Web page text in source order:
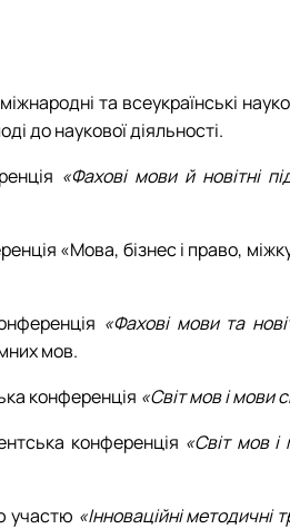
та всеукраїнські
до наукової діяльності.
«Фахові мови й новітні
«Мова, бізнес і право,
«Фахові мови та
мов.
конференція «Світ мов і мови
конференція «Світ мов і
участю «Інноваційні методичні